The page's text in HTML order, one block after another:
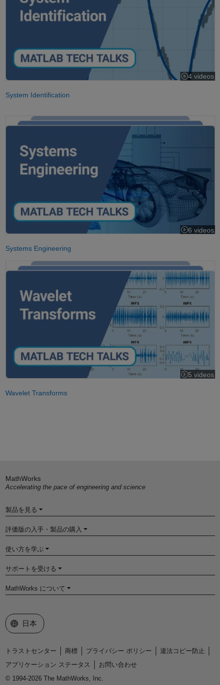
4 videos
System Identification
Systems Engineering: Managing System Complexity
6 videos
Systems Engineering
Understanding Wavelets
5 videos
Wavelet Transforms
MathWorks
Accelerating the pace of engineering and science
製品を見る
評価版の入手・製品の購入
使い方を学ぶ
サポートを受ける
MathWorks について
Web サイトの選択
日本
トラストセンター 商標 プライバシー ポリシー
違法コピー防止
アプリケーション ステータス
お問い合わせ
© 1994-2026 The MathWorks, Inc.